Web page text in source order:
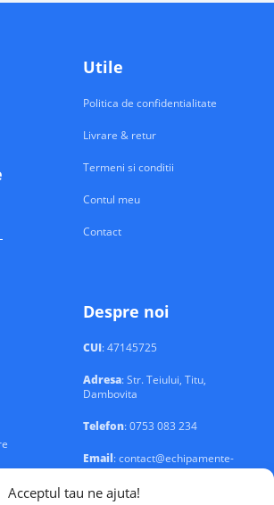
Acceptul tau ne ajuta!
Utile
Politica de confidentialitate
Livrare & retur
Termeni si conditii
Contul meu
Contact
Despre noi
CUI: 47145725
Adresa: Str. Teiului, Titu,
Dambovita
Telefon: 0753 083 234
Email: contact@echipamente-
electrice.ro